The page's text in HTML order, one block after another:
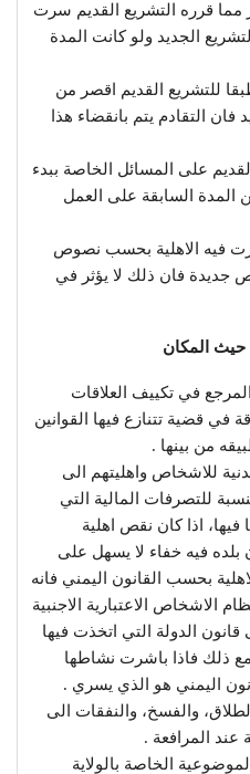
مما قرره التشريع القديم سرت
الجديد ولو كانت المدة
للتشريع القديم اقصر من
فان التقادم يتم بانقضاء هذا
على المسائل الخاصة ببدء
المدة السابقة على العمل
توافرت فيه الاهلية بحسب نصوص
جديدة فان ذلك لا يؤثر في
حيث المكان
هو المرجع في تكييف العلاقات
في قضية تتنازع فيها القوانين
من بينها .
المدنية للاشخاص واهليتهم الى
للتصرفات المالية التي
فيها، اذا كان نقص اهلية
بلده فيه خفاء لا يسهل على
بحسب القانون اليمني فانه
الاشخاص الاعتبارية الاجنبية
الدولة التي اتخذت فيها
ذلك فاذا باشرت نشاطها
اليمني هو الذي يسري .
والطلاق، والفسخ، والنفقات الى
عند المرافعة .
الموضوعية الخاصة بالولاية